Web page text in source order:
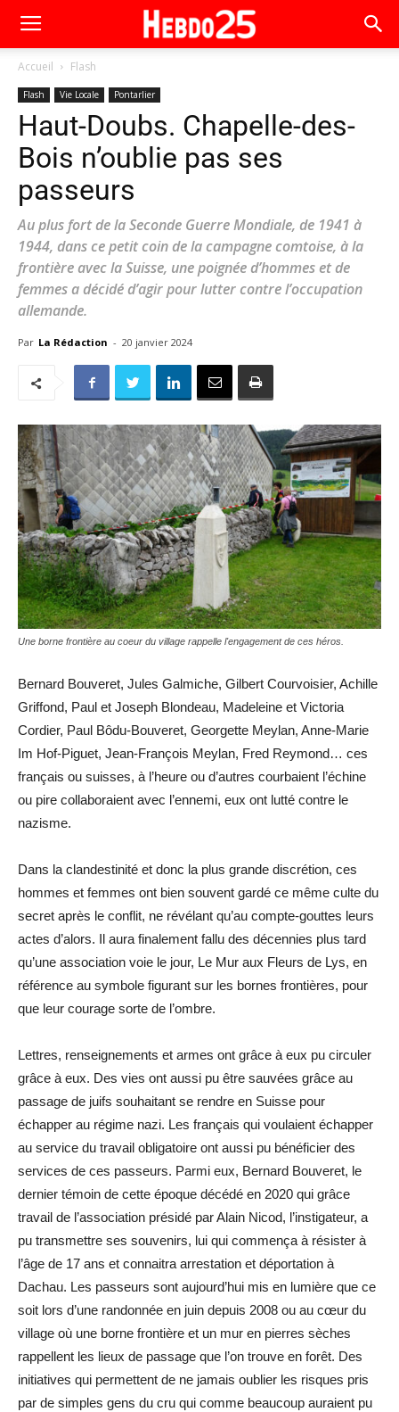
Accueil Flash
Flash Vie Locale Pontarlier
Haut-Doubs. Chapelle-des-
Bois n’oublie pas ses
passeurs
Au plus fort de la Seconde Guerre Mondiale, de 1941 à
1944, dans ce petit coin de la campagne comtoise, à la
frontière avec la Suisse, une poignée d’hommes et de
femmes a décidé d’agir pour lutter contre l’occupation
allemande.
Par La Rédaction - 20 janvier 2024
Une borne frontière au coeur du village rappelle l'engagement de ces héros.
Bernard Bouveret, Jules Galmiche, Gilbert Courvoisier, Achille
Griffond, Paul et Joseph Blondeau, Madeleine et Victoria
Cordier, Paul Bôdu-Bouveret, Georgette Meylan, Anne-Marie
Im Hof-Piguet, Jean-François Meylan, Fred Reymond… ces
français ou suisses, à l’heure ou d’autres courbaient l’échine
ou pire collaboraient avec l’ennemi, eux ont lutté contre le
nazisme.
Dans la clandestinité et donc la plus grande discrétion, ces
hommes et femmes ont bien souvent gardé ce même culte du
secret après le conflit, ne révélant qu’au compte-gouttes leurs
actes d’alors. Il aura finalement fallu des décennies plus tard
qu’une association voie le jour, Le Mur aux Fleurs de Lys, en
référence au symbole figurant sur les bornes frontières, pour
que leur courage sorte de l’ombre.
Lettres, renseignements et armes ont grâce à eux pu circuler
grâce à eux. Des vies ont aussi pu être sauvées grâce au
passage de juifs souhaitant se rendre en Suisse pour
échapper au régime nazi. Les français qui voulaient échapper
au service du travail obligatoire ont aussi pu bénéficier des
services de ces passeurs. Parmi eux, Bernard Bouveret, le
dernier témoin de cette époque décédé en 2020 qui grâce
travail de l’association présidé par Alain Nicod, l’instigateur, a
pu transmettre ses souvenirs, lui qui commença à résister à
l’âge de 17 ans et connaitra arrestation et déportation à
Dachau. Les passeurs sont aujourd’hui mis en lumière que ce
soit lors d’une randonnée en juin depuis 2008 ou au cœur du
village où une borne frontière et un mur en pierres sèches
rappellent les lieux de passage que l’on trouve en forêt. Des
initiatives qui permettent de ne jamais oublier les risques pris
par de simples gens du cru qui comme beaucoup auraient pu